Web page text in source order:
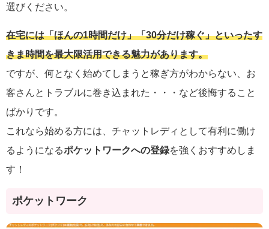
選びください。
在宅には「ほんの1時間だけ」「30分だけ稼ぐ」といったす
きま時間を最大限活用できる魅力があります。
ですが、何となく始めてしまうと稼ぎ方がわからない、お
客さんとトラブルに巻き込まれた・・・など後悔すること
ばかりです。
これなら始める方には、チャットレディとして有利に働け
るようになるポケットワークへの登録を強くおすすめしま
す！
ポケットワーク